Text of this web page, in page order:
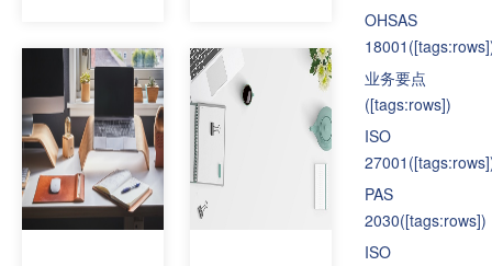
OHSAS
18001
业务要点
([tags:rows])
ISO
27001
PAS
2030([tags:rows])
ISO